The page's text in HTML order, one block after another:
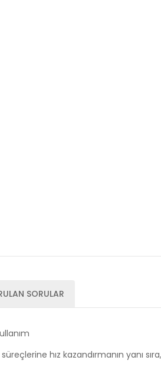
SORULAR
hız kazandırmanın yanı